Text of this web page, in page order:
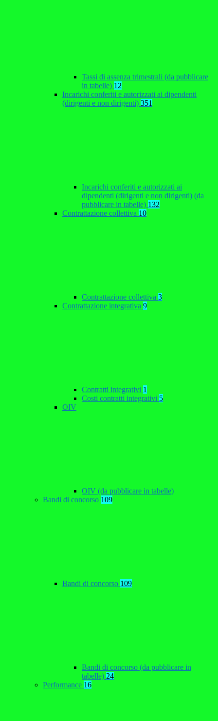
Tassi di assenza trimestrali (da pubblicare
in tabelle) 12
Incarichi conferiti e autorizzati ai dipendenti
(dirigenti e non dirigenti) 351
Incarichi conferiti e autorizzati ai
dipendenti (dirigenti e non dirigenti) (da
pubblicare in tabelle) 132
Contrattazione collettiva 10
Contrattazione collettiva 3
Contrattazione integrativa 9
Contratti integrativi 1
Costi contratti integrativi 5
OIV
OIV (da pubblicare in tabelle)
Bandi di concorso 109
Bandi di concorso 109
Bandi di concorso (da pubblicare in
tabelle) 24
Performance 16